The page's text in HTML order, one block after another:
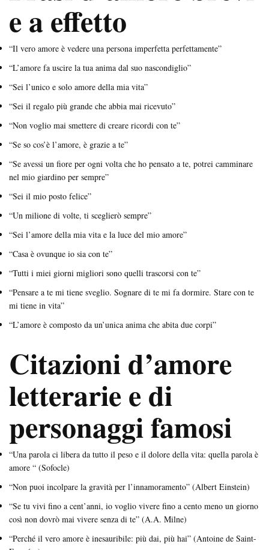
e a effetto
“Il vero amore è vedere una persona imperfetta perfettamente”
“L’amore fa uscire la tua anima dal suo nascondiglio”
“Sei l’unico e solo amore della mia vita”
“Sei il regalo più grande che abbia mai ricevuto”
“Non voglio mai smettere di creare ricordi con te”
“Se so cos’è l’amore, è grazie a te”
“Se avessi un fiore per ogni volta che ho pensato a te, potrei camminare
nel mio giardino per sempre”
“Sei il mio posto felice”
“Un milione di volte, ti sceglierò sempre”
“Sei l’amore della mia vita e la luce del mio amore”
“Casa è ovunque io sia con te”
“Tutti i miei giorni migliori sono quelli trascorsi con te”
“Pensare a te mi tiene sveglio. Sognare di te mi fa dormire. Stare con te
mi tiene in vita”
“L’amore è composto da un’unica anima che abita due corpi”
Citazioni d’amore
letterarie e di
personaggi famosi
“Una parola ci libera da tutto il peso e il dolore della vita: quella parola è
amore “ (Sofocle)
“Non puoi incolpare la gravità per l’innamoramento” (Albert Einstein)
“Se tu vivi fino a cent’anni, io voglio vivere fino a cento meno un giorno
così non dovrò mai vivere senza di te” (A.A. Milne)
“Perché il vero amore è inesauribile: più dai, più hai” (Antoine de Saint-